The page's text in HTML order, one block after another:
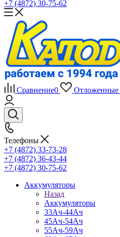
+7 (4872) 30-75-62
Сравнение0 Отложенные
Телефоны
+7 (4872) 33-73-28
+7 (4872) 36-43-44
+7 (4872) 30-75-62
Аккумуляторы
Назад
Аккумуляторы
33Ач-44Ач
45Ач-54Ач
55Ач-59Ач